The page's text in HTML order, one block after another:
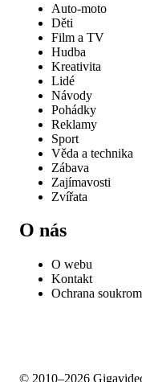
Auto-moto
Děti
Film a TV
Hudba
Kreativita
Lidé
Návody
Pohádky
Reklamy
Sport
Věda a technika
Zábava
Zajímavosti
Zvířata
O nás
O webu
Kontakt
Ochrana
© 2010–2026